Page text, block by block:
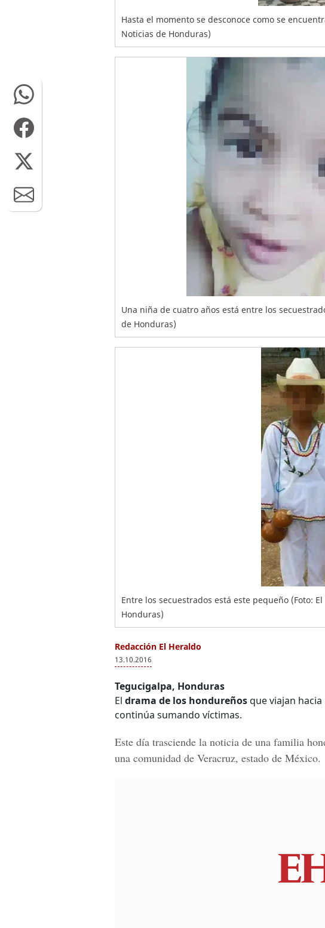
Hasta el momento se desconoce como se
Noticias de Honduras)
Una niña de cuatro años está entre los
de Honduras)
Entre los secuestrados está este pequeño (Foto:
Honduras)
Redacción El Heraldo
13.10.2016
Tegucigalpa, Honduras
El drama de los hondureñosque viajan
continúa sumando víctimas.
Este día trasciende la noticia de una familia
una comunidad de Veracruz, estado de México.